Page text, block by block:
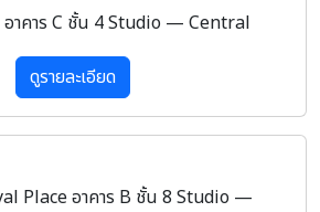
อาคาร C ชั้น 4 Studio — Central
ดูรายละเอียด
Place อาคาร B ชั้น 8 Studio —